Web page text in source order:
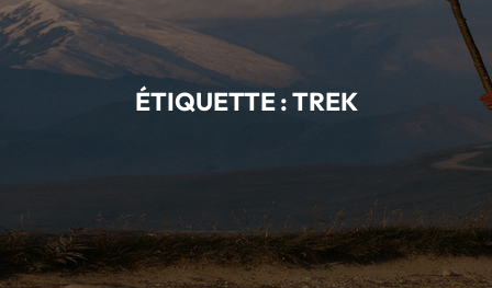
ÉTIQUETTE :TREK